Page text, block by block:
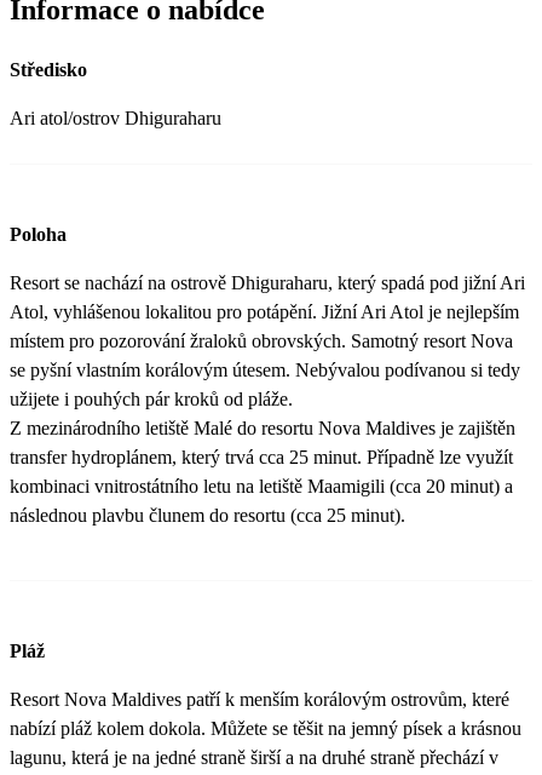
Informace o nabídce
Středisko
Ari atol/ostrov Dhiguraharu
Poloha
Resort se nachází na ostrově Dhiguraharu, který spadá pod jižní Ari
Atol, vyhlášenou lokalitou pro potápění. Jižní Ari Atol je nejlepším
místem pro pozorování žraloků obrovských. Samotný resort Nova
se pyšní vlastním korálovým útesem. Nebývalou podívanou si tedy
užijete i pouhých pár kroků od pláže.
Z mezinárodního letiště Malé do resortu Nova Maldives je zajištěn
transfer hydroplánem, který trvá cca 25 minut. Případně lze využít
kombinaci vnitrostátního letu na letiště Maamigili (cca 20 minut) a
následnou plavbu člunem do resortu (cca 25 minut).
Pláž
Resort Nova Maldives patří k menším korálovým ostrovům, které
nabízí pláž kolem dokola. Můžete se těšit na jemný písek a krásnou
lagunu, která je na jedné straně širší a na druhé straně přechází v